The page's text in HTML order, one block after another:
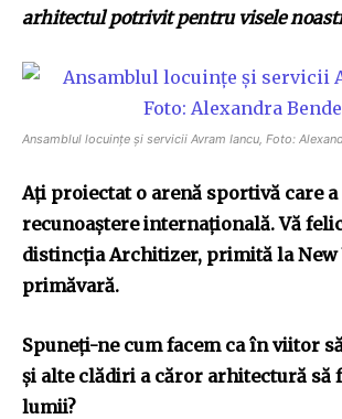
arhitectul potrivit pentru visele
Ansamblul locuințe și servicii Avram Iancu, Foto:
Aţi proiectat o arenă sportivă care
recunoaştere internaţională.Vă
distincţia Architizer, primită la
primăvară.
Spuneţi-ne cum facem ca în viitor
şi alte clădiri a căror arhitectură să
lumii?